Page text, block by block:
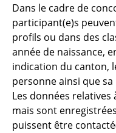
Dans le cadre de
participant(e)s
profils ou dans des
année de naissance,
indication du canton,
personne ainsi que
Les données relatives
mais sont
puissent être